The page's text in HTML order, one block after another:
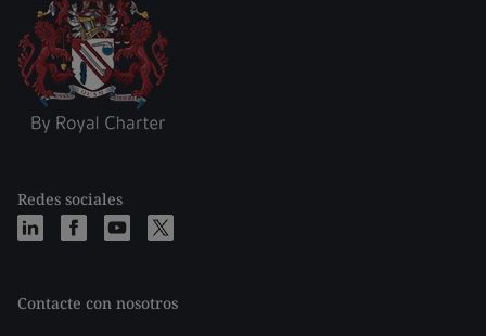
Redes sociales
Contacte con nosotros